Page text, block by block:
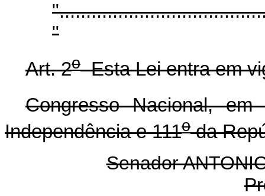
"
Art. 2oEsta Lei entra em
Congresso Nacional,
Independência e 111oda
Senador